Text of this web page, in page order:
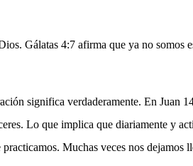
Gálatas 4:7 afirma que ya no somos
significa verdaderamente. En Juan
Lo que implica que diariamente y
Muchas veces nos dejamos